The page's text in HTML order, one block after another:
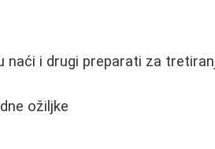
i drugi preparati za
ožiljke